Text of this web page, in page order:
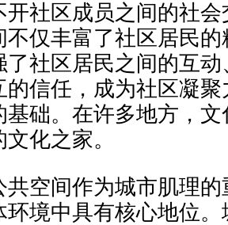
开社区成员之间的社
不仅丰富了社区居民
了社区居民之间的互
的信任，成为社区凝
基础。在许多地方，
化之家。
间作为城市肌理的
环境中具有核心地位